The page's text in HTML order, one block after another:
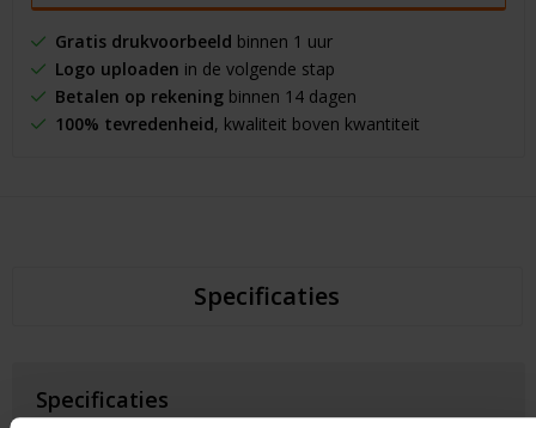
Gratis drukvoorbeeld binnen 1 uur
Logo uploaden in de volgende stap
Betalen op rekeningbinnen 14 dagen
100% tevredenheid, kwaliteit boven kwantiteit
Specificaties
Specificaties